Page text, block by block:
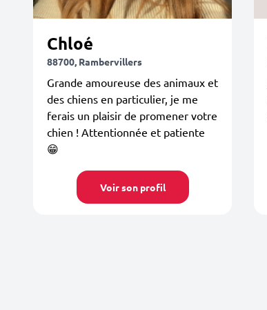
Chloé
88700, Rambervillers
Grande amoureuse des animaux et
des chiens en particulier, je me
ferais un plaisir de promener votre
chien ! Attentionnée et patiente
😁
Voir son profil